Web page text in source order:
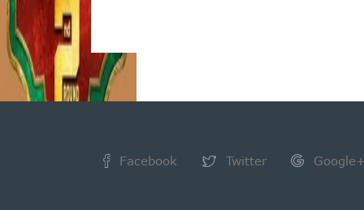
Facebook Twitter Google+